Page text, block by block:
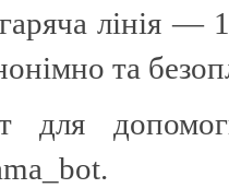
лінія —
та
для